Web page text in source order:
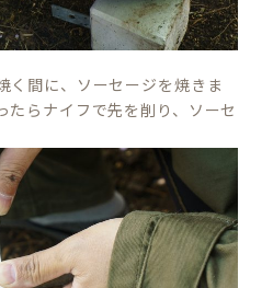
く間に、ソーセージを焼きま
たらナイフで先を削り、ソーセ